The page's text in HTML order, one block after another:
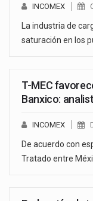
INCOMEX
La industria de
saturación en los
T-MEC
Banxico:
INCOMEX
De acuerdo con
Tratado entre